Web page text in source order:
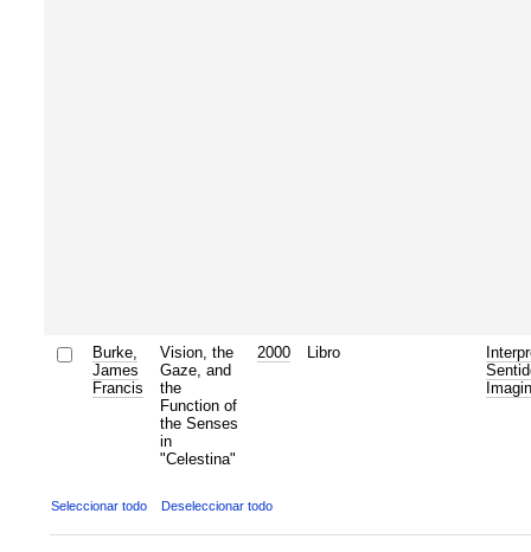
Burke,
James
Francis
Vision, the
Gaze, and
the
Function of
the Senses
in
"Celestina"
2000 Libro
Seleccionar todo Deseleccionar todo